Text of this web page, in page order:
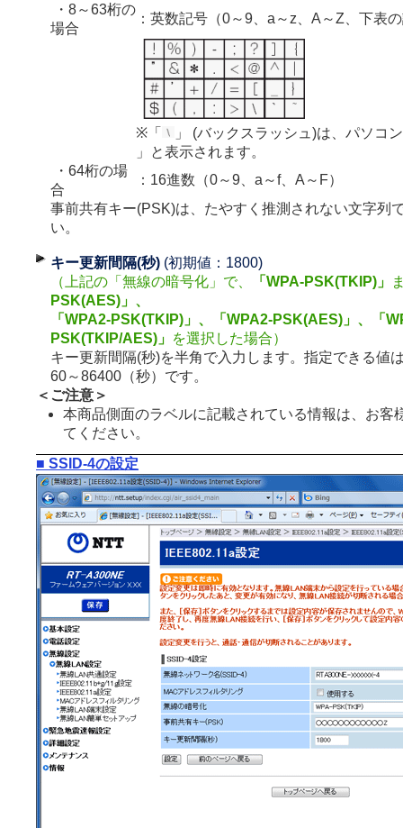
・8～63桁の
場合
：英数記号（0～9、a～z、A～Z、下表
※「
」 (バックスラッシュ)は、パソコ
」と表示されます。
・64桁の場
合
：16進数（0～9、a～f、A～F）
事前共有キー(PSK)は、たやすく推測されない文字列
い。
キー更新間隔(秒) (初期値：1800)
（上記の「無線の暗号化」で、
「WPA-PSK(TKIP)」
PSK(AES)」、
「WPA2-PSK(TKIP)」、「WPA2-PSK(AES)」、「
PSK(TKIP/AES)」 を選択した場合）
キー更新間隔(秒)を半角で入力します。指定できる値
60～86400（秒）です。
＜ご注意＞
本商品側面のラベルに記載されている情報は、お客
てください。
■ SSID-4の設定